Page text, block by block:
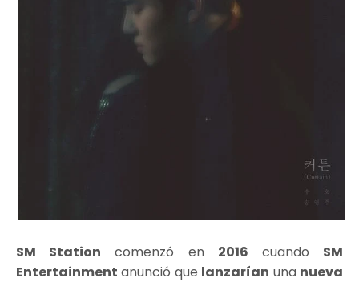
SM Station comenzó en 2016 cuando SM
Entertainment anunció que lanzarían una nueva